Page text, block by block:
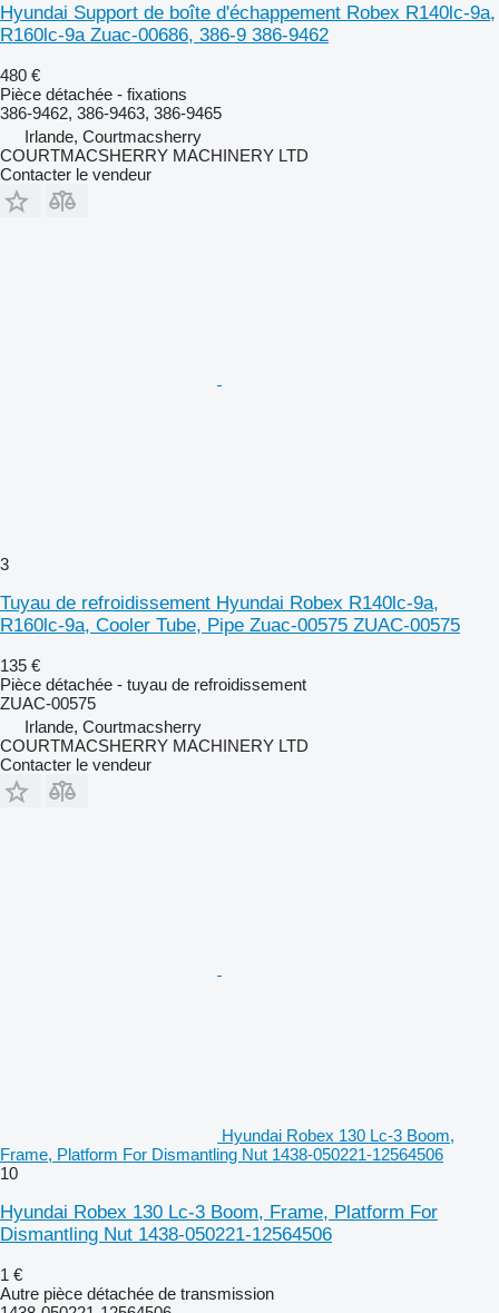
Hyundai Support de boîte d'échappement Robex R140lc-9a,
R160lc-9a Zuac-00686, 386-9 386-9462
480 €
Pièce détachée - fixations
386-9462, 386-9463, 386-9465
Irlande, Courtmacsherry
COURTMACSHERRY MACHINERY LTD
Contacter le vendeur
3
Tuyau de refroidissement Hyundai Robex R140lc-9a,
R160lc-9a, Cooler Tube, Pipe Zuac-00575 ZUAC-00575
135 €
Pièce détachée - tuyau de refroidissement
ZUAC-00575
Irlande, Courtmacsherry
COURTMACSHERRY MACHINERY LTD
Contacter le vendeur
Hyundai Robex 130 Lc-3 Boom,
Frame, Platform For Dismantling Nut 1438-050221-12564506
10
Hyundai Robex 130 Lc-3 Boom, Frame, Platform For
Dismantling Nut 1438-050221-12564506
1 €
Autre pièce détachée de transmission